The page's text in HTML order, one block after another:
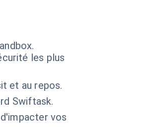
les plus
et au repos.
Swiftask.
vos